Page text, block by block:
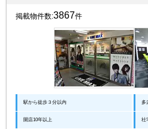
掲載物件数:3867件
駅から徒歩３分以内 多
開店10年以上 社